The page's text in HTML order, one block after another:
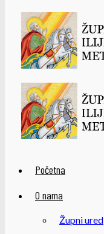
Početna
O nama
Župni ured